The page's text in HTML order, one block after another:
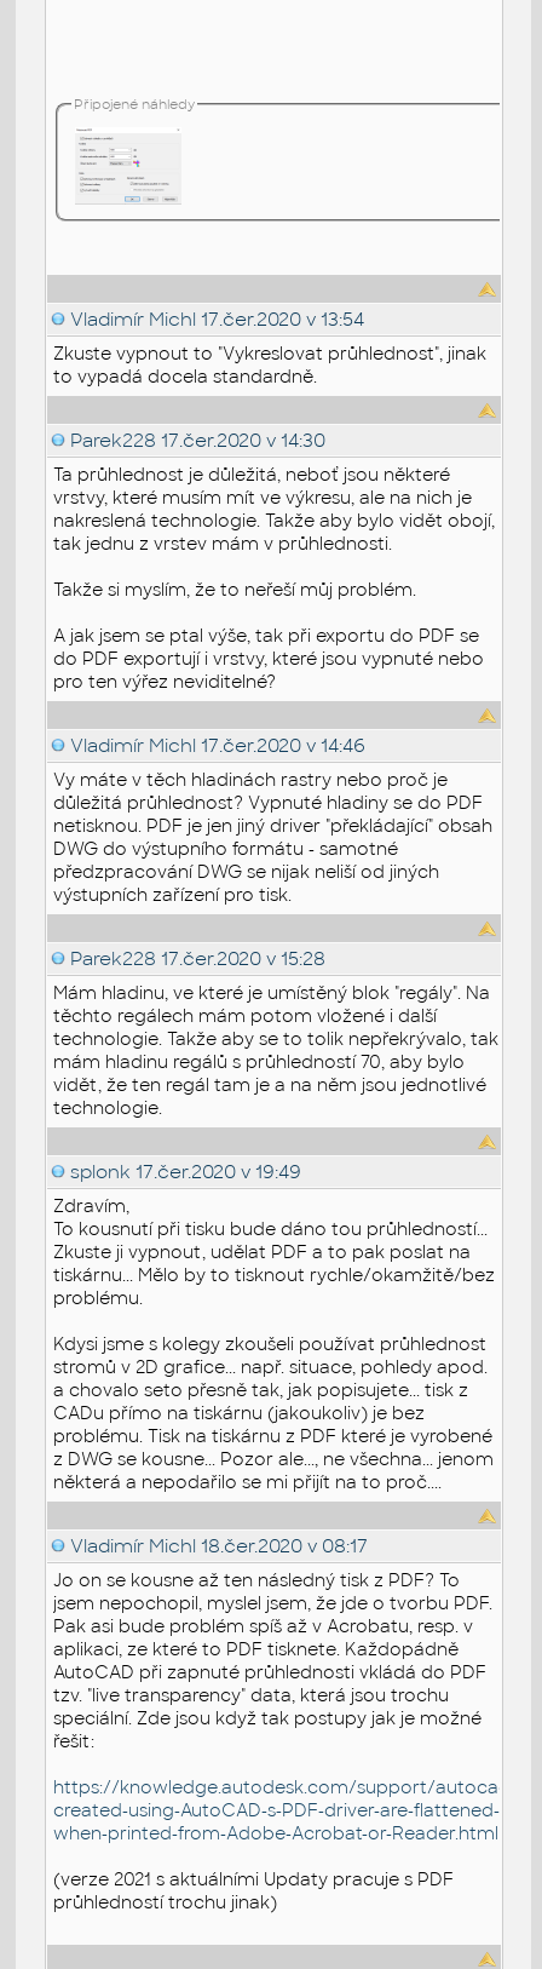
Připojené náhledy
Vladimír Michl 17.čer.2020 v 13:54
Zkuste vypnout to "Vykreslovat průhlednost", jinak
to vypadá docela standardně.
Parek228 17.čer.2020 v 14:30
Ta průhlednost je důležitá, neboť jsou některé
vrstvy, které musím mít ve výkresu, ale na nich je
nakreslená technologie. Takže aby bylo vidět obojí,
tak jednu z vrstev mám v průhlednosti.
Takže si myslím, že to neřeší můj problém.
A jak jsem se ptal výše, tak při exportu do PDF se
do PDF exportují i vrstvy, které jsou vypnuté nebo
pro ten výřez neviditelné?
Vladimír Michl 17.čer.2020 v 14:46
Vy máte v těch hladinách rastry nebo proč je
důležitá průhlednost? Vypnuté hladiny se do PDF
netisknou. PDF je jen jiný driver "překládající" obsah
DWG do výstupního formátu - samotné
předzpracování DWG se nijak neliší od jiných
výstupních zařízení pro tisk.
Parek228 17.čer.2020 v 15:28
Mám hladinu, ve které je umístěný blok "regály". Na
těchto regálech mám potom vložené i další
technologie. Takže aby se to tolik nepřekrývalo, tak
mám hladinu regálů s průhledností 70, aby bylo
vidět, že ten regál tam je a na něm jsou jednotlivé
technologie.
splonk 17.čer.2020 v 19:49
Zdravím,
To kousnutí při tisku bude dáno tou průhledností...
Zkuste ji vypnout, udělat PDF a to pak poslat na
tiskárnu... Mělo by to tisknout rychle/okamžitě/bez
problému.
Kdysi jsme s kolegy zkoušeli používat průhlednost
stromů v 2D grafice... např. situace, pohledy apod.
a chovalo seto přesně tak, jak popisujete... tisk z
CADu přímo na tiskárnu (jakoukoliv) je bez
problému. Tisk na tiskárnu z PDF které je vyrobené
z DWG se kousne... Pozor ale..., ne všechna... jenom
některá a nepodařilo se mi přijít na to proč....
Vladimír Michl 18.čer.2020 v 08:17
Jo on se kousne až ten následný tisk z PDF? To
jsem nepochopil, myslel jsem, že jde o tvorbu PDF.
Pak asi bude problém spíš až v Acrobatu, resp. v
aplikaci, ze které to PDF tisknete. Každopádně
AutoCAD při zapnuté průhlednosti vkládá do PDF
tzv. "live transparency" data, která jsou trochu
speciální. Zde jsou když tak postupy jak je možné
řešit:
https://knowledge.autodesk.com/support/autocad/
created-using-AutoCAD-s-PDF-driver-are-flattened-
when-printed-from-Adobe-Acrobat-or-Reader.html
(verze 2021 s aktuálními Updaty pracuje s PDF
průhledností trochu jinak)